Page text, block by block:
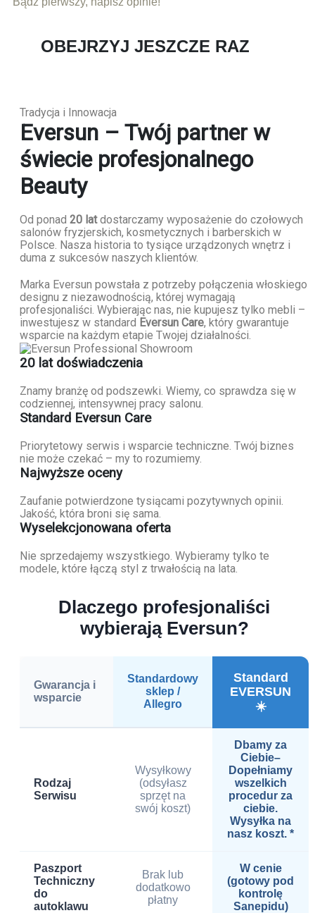
OBEJRZYJ JESZCZE RAZ
Tradycja i Innowacja
Eversun – Twój partner w
świecie profesjonalnego
Beauty
Od ponad 20 latdostarczamy wyposażenie do czołowych
salonów fryzjerskich, kosmetycznych i barberskich w
Polsce. Nasza historia to tysiące urządzonych wnętrz i
duma z sukcesów naszych klientów.
Marka Eversun powstała z potrzeby połączenia włoskiego
designu z niezawodnością, której wymagają
profesjonaliści. Wybierając nas, nie kupujesz tylko mebli –
inwestujesz w standard Eversun Care, który gwarantuje
wsparcie na każdym etapie Twojej działalności.
20 lat doświadczenia
Znamy branżę od podszewki. Wiemy, co sprawdza się w
codziennej, intensywnej pracy salonu.
Standard Eversun Care
Priorytetowy serwis i wsparcie techniczne. Twój biznes
nie może czekać – my to rozumiemy.
Najwyższe oceny
Zaufanie potwierdzone tysiącami pozytywnych opinii.
Jakość, która broni się sama.
Wyselekcjonowana oferta
Nie sprzedajemy wszystkiego. Wybieramy tylko te
modele, które łączą styl z trwałością na lata.
Dlaczego profesjonaliści
wybierają Eversun?
Gwarancja i
wsparcie
Standardowy
sklep /
Allegro
Standard
EVERSUN
☀️
Rodzaj
Serwisu
Wysyłkowy
(odsyłasz
sprzęt na
swój koszt)
Dbamy za
Ciebie–
Dopełniamy
wszelkich
procedur za
ciebie.
Wysyłka na
nasz koszt. *
Paszport
Techniczny
do
autoklawu
Brak lub
dodatkowo
płatny
W cenie
(gotowy pod
kontrolę
Sanepidu)